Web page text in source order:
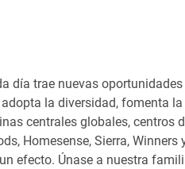
día trae nuevas
la diversidad, fomenta
centrales globales, centros
Homesense, Sierra,
efecto. Únase a nuestra